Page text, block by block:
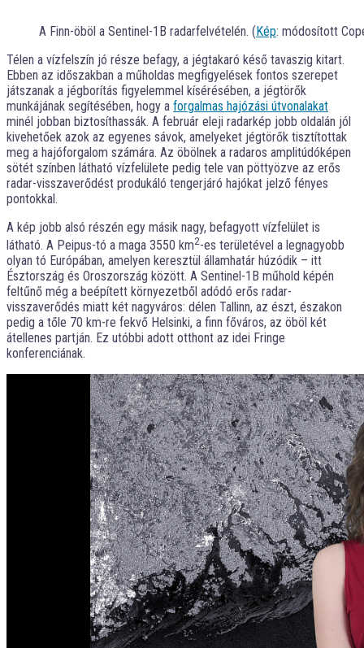
A Finn-öböl a Sentinel-1B radarfelvételén. (Kép: módosított
Télen a vízfelszín jó része befagy, a jégtakaró késő tavaszig kitart.
Ebben az időszakban a műholdas megfigyelések fontos szerepet
játszanak a jégborítás figyelemmel kísérésében, a jégtörők
munkájának segítésében, hogy a forgalmas hajózási útvonalakat
minél jobban biztosíthassák. A február eleji radarkép jobb oldalán jól
kivehetőek azok az egyenes sávok, amelyeket jégtörők tisztítottak
meg a hajóforgalom számára. Az öbölnek a radaros amplitúdóképen
sötét színben látható vízfelülete pedig tele van pöttyözve az erős
radar-visszaverődést produkáló tengerjáró hajókat jelző fényes
pontokkal.
A kép jobb alsó részén egy másik nagy, befagyott vízfelület is
látható. A Peipus-tó a maga 3550 km2-es területével a legnagyobb
olyan tó Európában, amelyen keresztül államhatár húzódik – itt
Észtország és Oroszország között. A Sentinel-1B műhold képén
feltűnő még a beépített környezetből adódó erős radar-
visszaverődés miatt két nagyváros: délen Tallinn, az észt, északon
pedig a tőle 70 km-re fekvő Helsinki, a finn főváros, az öböl két
átellenes partján. Ez utóbbi adott otthont az idei Fringe
konferenciának.